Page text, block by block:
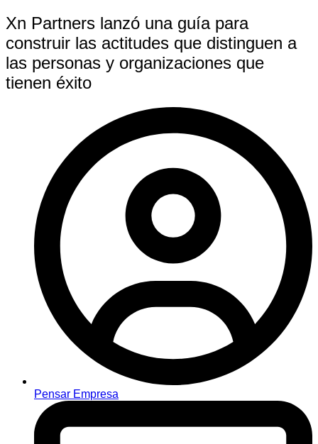
Xn Partners lanzó una guía para
construir las actitudes que distinguen a
las personas y organizaciones que
tienen éxito
Pensar Empresa